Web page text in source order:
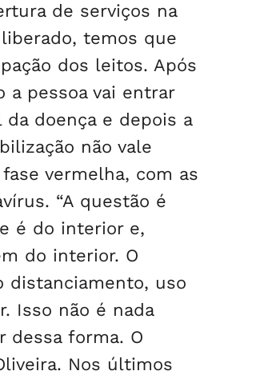
de serviços na
temos que
dos leitos. Após
a pessoa vai entrar
doença e depois a
não vale
vermelha, com as
“A questão é
é do interior e,
do interior. O
distanciamento, uso
Isso não é nada
dessa forma. O
Nos últimos